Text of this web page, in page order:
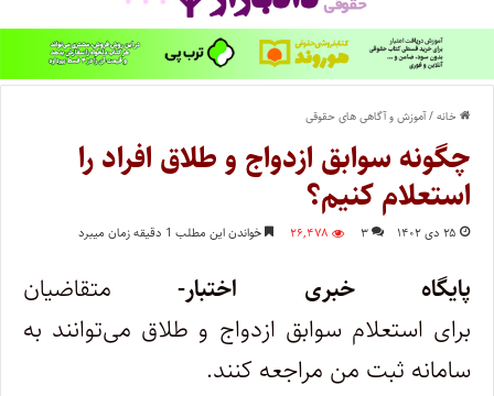
خانه/آموزش و آگاهی های حقوقی
چگونه سوابق ازدواج و طلاق افراد را
استعلام کنیم؟
۲۵ دی ۱۴۰۲ ۳ ۲۶,۴۷۸ خواندن این مطلب 1 دقیقه زمان میبرد
پایگاه خبری اختبار-متقاضیان
برای استعلام سوابق ازدواج و طلاق می‌توانند به
سامانه ثبت من مراجعه کنند.